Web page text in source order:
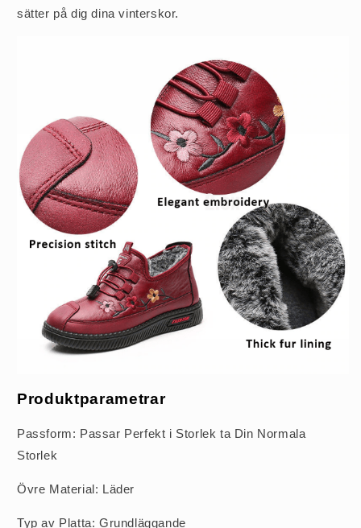
sätter på dig dina vinterskor.
Produktparametrar
Passform: Passar Perfekt i Storlek ta Din Normala
Storlek
Övre Material: Läder
Typ av Platta: Grundläggande